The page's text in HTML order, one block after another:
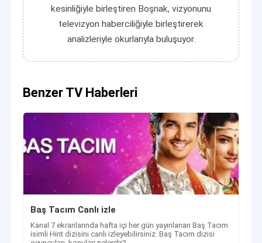
kesinliğiyle birleştiren Boşnak, vizyonunu
televizyon haberciliğiyle birleştirerek
analizleriyle okurlarıyla buluşuyor.
Benzer TV Haberleri
Baş Tacım Canlı izle
Kanal 7 ekranlarında hafta içi her gün yayınlanan Baş Tacım
isimli Hint dizisini canlı izleyebilirsiniz. Baş Tacım dizisi